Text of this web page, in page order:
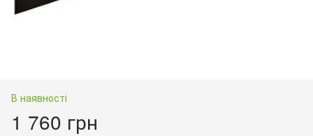
В наявності
1 760 грн